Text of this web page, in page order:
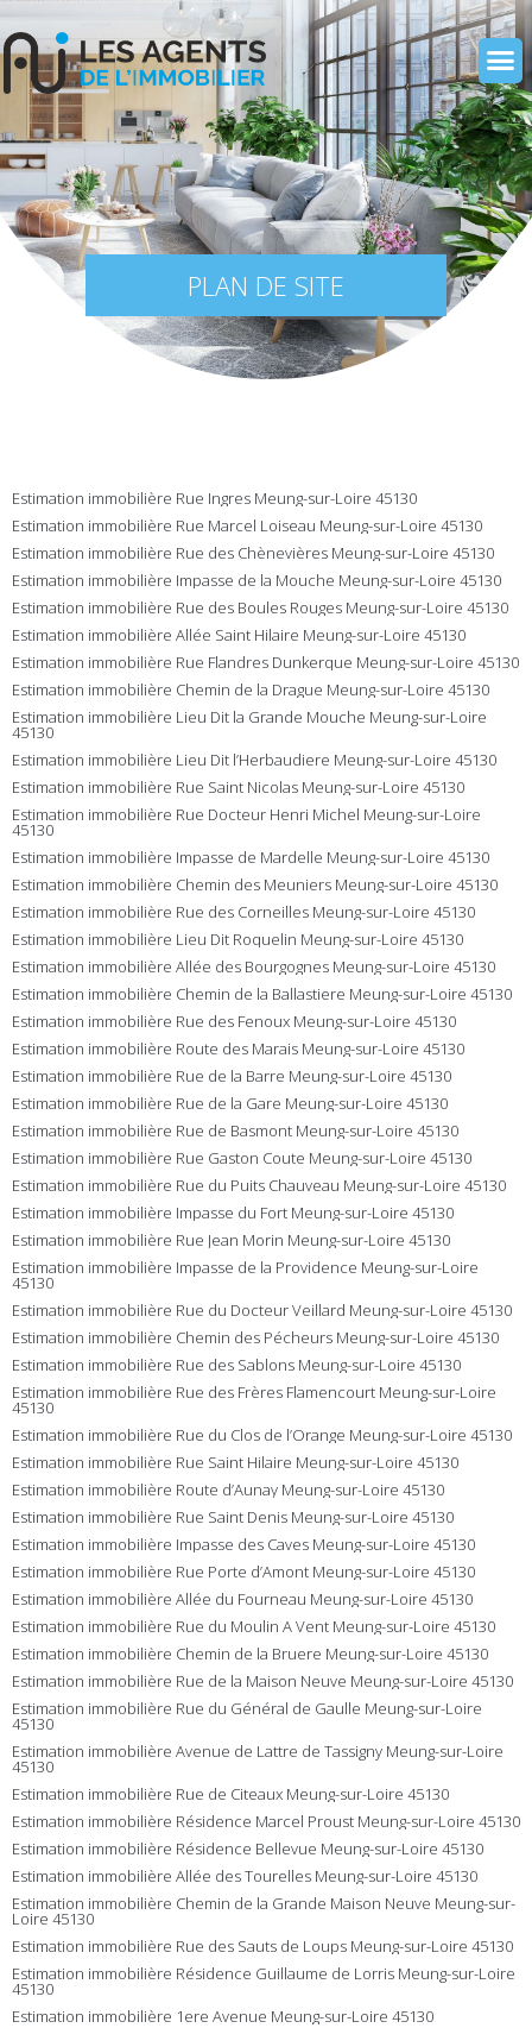
PLAN DE SITE
Estimation immobilière Rue Ingres Meung-sur-Loire 45130
Estimation immobilière Rue Marcel Loiseau Meung-sur-Loire 45130
Estimation immobilière Rue des Chènevières Meung-sur-Loire 45130
Estimation immobilière Impasse de la Mouche Meung-sur-Loire 45130
Estimation immobilière Rue des Boules Rouges Meung-sur-Loire 45130
Estimation immobilière Allée Saint Hilaire Meung-sur-Loire 45130
Estimation immobilière Rue Flandres Dunkerque Meung-sur-Loire 45130
Estimation immobilière Chemin de la Drague Meung-sur-Loire 45130
Estimation immobilière Lieu Dit la Grande Mouche Meung-sur-Loire
45130
Estimation immobilière Lieu Dit l’Herbaudiere Meung-sur-Loire 45130
Estimation immobilière Rue Saint Nicolas Meung-sur-Loire 45130
Estimation immobilière Rue Docteur Henri Michel Meung-sur-Loire
45130
Estimation immobilière Impasse de Mardelle Meung-sur-Loire 45130
Estimation immobilière Chemin des Meuniers Meung-sur-Loire 45130
Estimation immobilière Rue des Corneilles Meung-sur-Loire 45130
Estimation immobilière Lieu Dit Roquelin Meung-sur-Loire 45130
Estimation immobilière Allée des Bourgognes Meung-sur-Loire 45130
Estimation immobilière Chemin de la Ballastiere Meung-sur-Loire 45130
Estimation immobilière Rue des Fenoux Meung-sur-Loire 45130
Estimation immobilière Route des Marais Meung-sur-Loire 45130
Estimation immobilière Rue de la Barre Meung-sur-Loire 45130
Estimation immobilière Rue de la Gare Meung-sur-Loire 45130
Estimation immobilière Rue de Basmont Meung-sur-Loire 45130
Estimation immobilière Rue Gaston Coute Meung-sur-Loire 45130
Estimation immobilière Rue du Puits Chauveau Meung-sur-Loire 45130
Estimation immobilière Impasse du Fort Meung-sur-Loire 45130
Estimation immobilière Rue Jean Morin Meung-sur-Loire 45130
Estimation immobilière Impasse de la Providence Meung-sur-Loire
45130
Estimation immobilière Rue du Docteur Veillard Meung-sur-Loire 45130
Estimation immobilière Chemin des Pécheurs Meung-sur-Loire 45130
Estimation immobilière Rue des Sablons Meung-sur-Loire 45130
Estimation immobilière Rue des Frères Flamencourt Meung-sur-Loire
45130
Estimation immobilière Rue du Clos de l’Orange Meung-sur-Loire 45130
Estimation immobilière Rue Saint Hilaire Meung-sur-Loire 45130
Estimation immobilière Route d’Aunay Meung-sur-Loire 45130
Estimation immobilière Rue Saint Denis Meung-sur-Loire 45130
Estimation immobilière Impasse des Caves Meung-sur-Loire 45130
Estimation immobilière Rue Porte d’Amont Meung-sur-Loire 45130
Estimation immobilière Allée du Fourneau Meung-sur-Loire 45130
Estimation immobilière Rue du Moulin A Vent Meung-sur-Loire 45130
Estimation immobilière Chemin de la Bruere Meung-sur-Loire 45130
Estimation immobilière Rue de la Maison Neuve Meung-sur-Loire 45130
Estimation immobilière Rue du Général de Gaulle Meung-sur-Loire
45130
Estimation immobilière Avenue de Lattre de Tassigny Meung-sur-Loire
45130
Estimation immobilière Rue de Citeaux Meung-sur-Loire 45130
Estimation immobilière Résidence Marcel Proust Meung-sur-Loire 45130
Estimation immobilière Résidence Bellevue Meung-sur-Loire 45130
Estimation immobilière Allée des Tourelles Meung-sur-Loire 45130
Estimation immobilière Chemin de la Grande Maison Neuve Meung-sur-
Loire 45130
Estimation immobilière Rue des Sauts de Loups Meung-sur-Loire 45130
Estimation immobilière Résidence Guillaume de Lorris Meung-sur-Loire
45130
Estimation immobilière 1ere Avenue Meung-sur-Loire 45130